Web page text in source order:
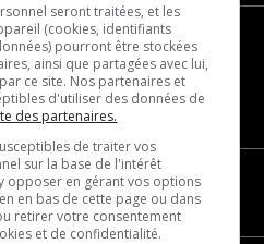
seront traitées, et les
(cookies, identifiants
pourront être stockées
ainsi que partagées avec lui,
ce site. Nos partenaires et
d'utiliser des données de
des partenaires.
de traiter vos
sur la base de l'intérêt
opposer en gérant vos options
en bas de cette page ou dans
retirer votre consentement
et de confidentialité.